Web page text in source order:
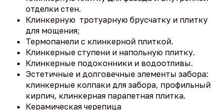
отделки стен.
Клинкерную тротуарную брусчатку и плитку
для мощения;
Термопанели с клинкерной плиткой.
Клинкерные ступени и напольную плитку.
Клинкерные подоконники и водоотливы.
Эстетичные и долговечные элементы забора:
клинкерные колпаки для забора, профильный
кирпич, клинкерная парапетная плитка.
Керамическая черепица